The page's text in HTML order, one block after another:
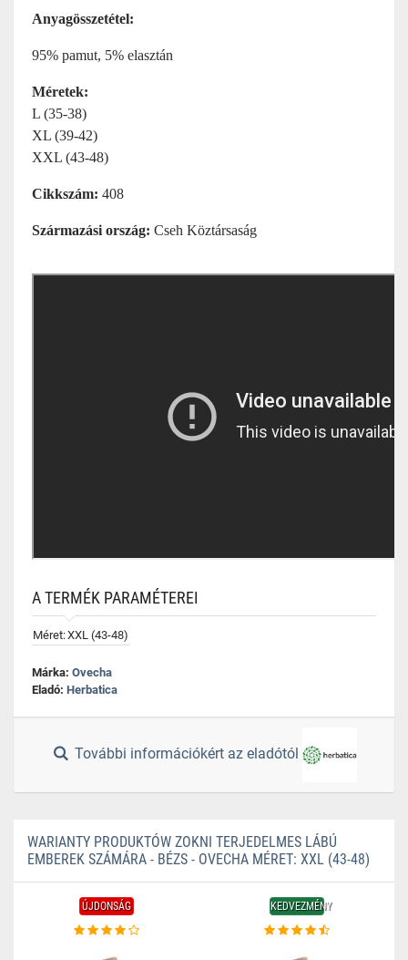
Anyagösszetétel:
95% pamut, 5% elasztán
Méretek:
L (35-38)
XL (39-42)
XXL (43-48)
Cikkszám: 408
Származási ország: Cseh Köztársaság
A TERMÉK PARAMÉTEREI
Méret:XXL (43-48)
Márka: Ovecha
Eladó: Herbatica
További információkért az eladótól
WARIANTY PRODUKTÓW ZOKNI TERJEDELMES LÁBÚ
EMBEREK SZÁMÁRA - BÉZS - OVECHA MÉRET: XXL (43-48)
ÚJDONSÁG KEDVEZMÉNY